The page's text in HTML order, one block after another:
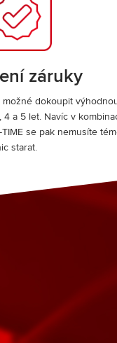
záruky
možné dokoupit
a 5 let. Navíc v
se pak nemusíte
starat.